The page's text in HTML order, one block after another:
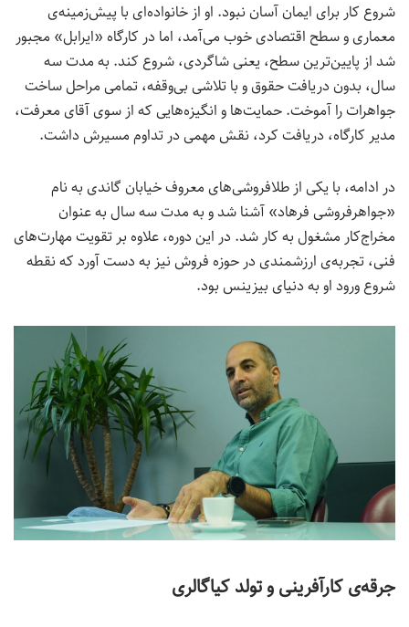
شروع کار برای ایمان آسان نبود. او از خانواده‌ای با پیش‌زمینه‌ی
معماری و سطح اقتصادی خوب می‌آمد، اما در کارگاه «ایرابل» مجبور
شد از پایین‌ترین سطح، یعنی شاگردی، شروع کند. به مدت سه
سال، بدون دریافت حقوق و با تلاشی بی‌وقفه، تمامی مراحل ساخت
جواهرات را آموخت. حمایت‌ها و انگیزه‌هایی که از سوی آقای معرفت،
مدیر کارگاه، دریافت کرد، نقش مهمی در تداوم مسیرش داشت.
در ادامه، با یکی از طلافروشی‌های معروف خیابان گاندی به نام
«جواهرفروشی فرهاد» آشنا شد و به مدت سه سال به عنوان
مخراج‌کار مشغول به کار شد. در این دوره، علاوه بر تقویت مهارت‌های
فنی، تجربه‌ی ارزشمندی در حوزه فروش نیز به دست آورد که نقطه
شروع ورود او به دنیای بیزینس بود.
جرقه‌ی کارآفرینی و تولد کیاگالری